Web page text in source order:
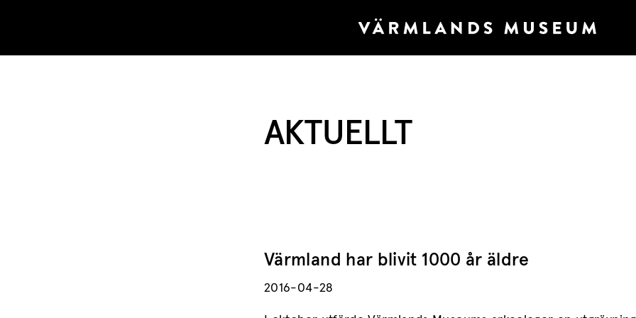
AKTUELLT
Värmland har blivit 1000 år äldre
2016-04-28